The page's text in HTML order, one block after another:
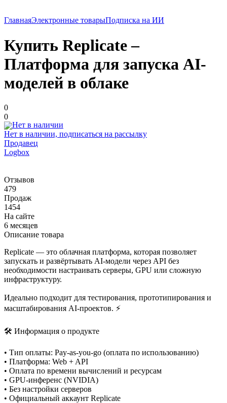
ГлавнаяЭлектронные товарыПодписка на ИИ
Купить Replicate –
Платформа для запуска AI-
моделей в облаке
0
0
Нет в наличии, подписаться на рассылку
Продавец
Logbox
Отзывов
479
Продаж
1454
На сайте
6 месяцев
Описание товара
Replicate — это облачная платформа, которая позволяет
запускать и развёртывать AI-модели через API без
необходимости настраивать серверы, GPU или сложную
инфраструктуру.
Идеально подходит для тестирования, прототипирования и
масштабирования AI-проектов. ⚡
🛠 Информация о продукте
• Тип оплаты: Pay-as-you-go (оплата по использованию)
• Платформа: Web + API
• Оплата по времени вычислений и ресурсам
• GPU-инференс (NVIDIA)
• Без настройки серверов
• Официальный аккаунт Replicate